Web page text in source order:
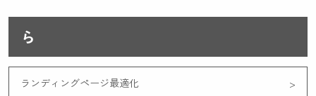
ら
ランディングページ最適化